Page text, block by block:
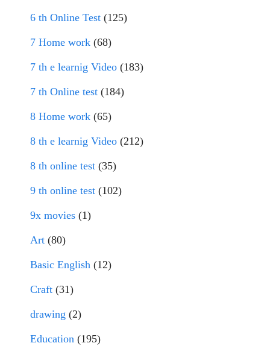
6 th Online Test (125)
7 Home work (68)
7 th e learnig Video (183)
7 th Online test (184)
8 Home work (65)
8 th e learnig Video (212)
8 th online test (35)
9 th online test (102)
9x movies (1)
Art (80)
Basic English (12)
Craft (31)
drawing (2)
Education (195)